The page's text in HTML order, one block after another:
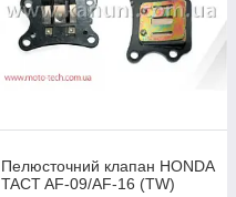
Пелюсточний клапан HONDA
TACT AF-09/AF-16 (TW)